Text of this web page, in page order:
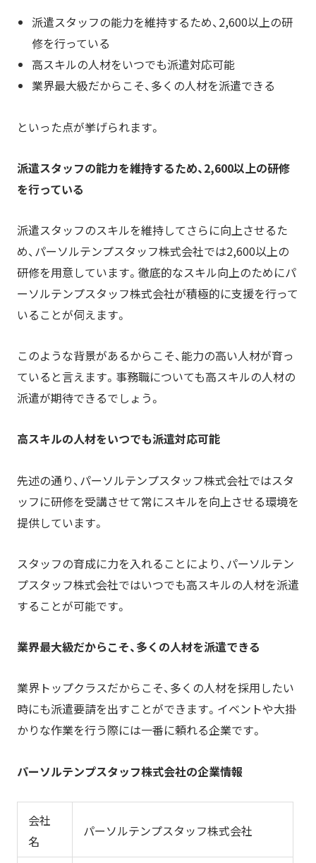
派遣スタッフの能力を維持するため、2,600以上の研
修を行っている
高スキルの人材をいつでも派遣対応可能
業界最大級だからこそ、多くの人材を派遣できる
といった点が挙げられます。
派遣スタッフの能力を維持するため、2,600以上の研修
を行っている
派遣スタッフのスキルを維持してさらに向上させるた
め、パーソルテンプスタッフ株式会社では2,600以上の
研修を用意しています。徹底的なスキル向上のためにパ
ーソルテンプスタッフ株式会社が積極的に支援を行って
いることが伺えます。
このような背景があるからこそ、能力の高い人材が育っ
ていると言えます。事務職についても高スキルの人材の
派遣が期待できるでしょう。
高スキルの人材をいつでも派遣対応可能
先述の通り、パーソルテンプスタッフ株式会社ではスタ
ッフに研修を受講させて常にスキルを向上させる環境を
提供しています。
スタッフの育成に力を入れることにより、パーソルテン
プスタッフ株式会社ではいつでも高スキルの人材を派遣
することが可能です。
業界最大級だからこそ、多くの人材を派遣できる
業界トップクラスだからこそ、多くの人材を採用したい
時にも派遣要請を出すことができます。イベントや大掛
かりな作業を行う際には一番に頼れる企業です。
パーソルテンプスタッフ株式会社の企業情報
会社
名
パーソルテンプスタッフ株式会社